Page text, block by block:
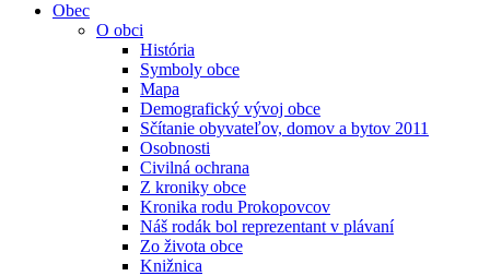
Obec
O obci
História
Symboly obce
Mapa
Demografický vývoj obce
Sčítanie obyvateľov, domov a bytov 2011
Osobnosti
Civilná ochrana
Z kroniky obce
Kronika rodu Prokopovcov
Náš rodák bol reprezentant v plávaní
Zo života obce
Knižnica